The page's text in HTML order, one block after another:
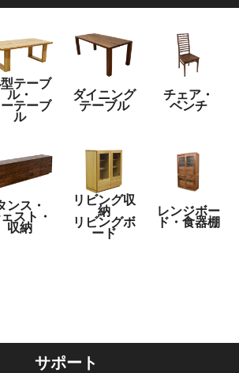
テーブ
ル・
ーテーブ
ル
ダイニング
テーブル
チェア・
ベンチ
ンス・
スト・
収納
リビング収
納
リビングボ
ード
レンジボー
ド・食器棚
サポート